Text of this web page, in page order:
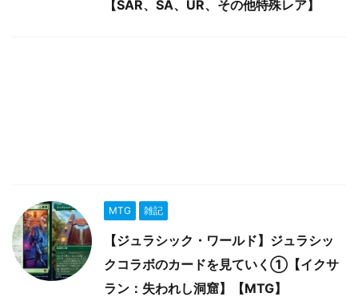
【SAR、SA、UR、その他特殊レア】
MTG 雑記
【ジュラシック・ワールド】ジュラシッ
クコラボのカードを見ていく①【イクサ
ラン：失われし洞窟】【MTG】